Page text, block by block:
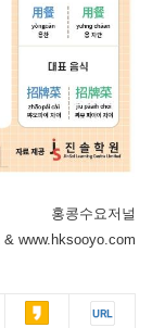
홍콩수요저널
www.hksooyo.com